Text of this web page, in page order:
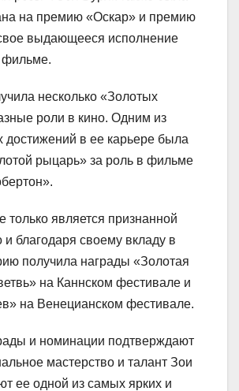
на премию «Оскар» и премию
выдающееся исполнение
фильме.
несколько «Золотых
роли в кино. Одним из
достижений в ее карьере была
рыцарь» за роль в фильме
только является признанной
и благодаря своему вкладу в
получила награды «Золотая
на Каннском фестивале и
на Венецианском фестивале.
и номинации подтверждают
мастерство и талант Зои
ее одной из самых ярких и